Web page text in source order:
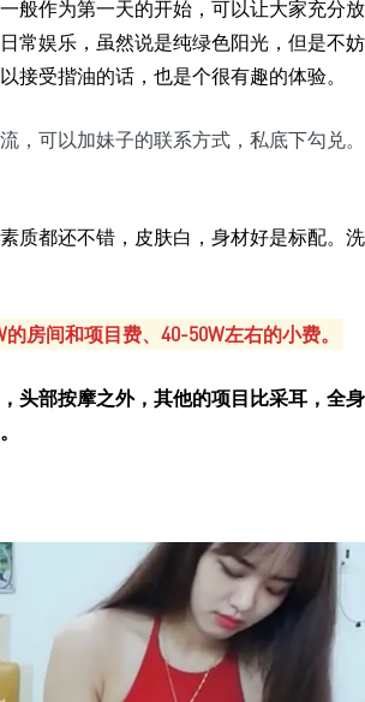
般作为第一天的开始，可以让大家充分
常娱乐，虽然说是纯绿色阳光，但是不
接受揩油的话，也是个很有趣的体验。
，可以加妹子的联系方式，私底下勾兑
质都还不错，皮肤白，身材好是标配。
房间和项目费、40-50W左右的小费。
头部按摩之外，其他的项目比采耳，全